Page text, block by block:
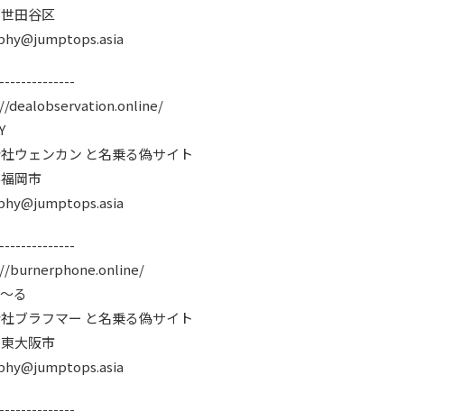
田谷区
dealobservation.online/
ウェンカン と名乗る偽サイト
岡市
burnerphone.online/
る
ブラフマー と名乗る偽サイト
大阪市